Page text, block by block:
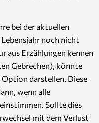
bei der aktuellen
noch nicht
aus Erzählungen kennen
Gebrechen), könnte
Option darstellen. Diese
wenn alle
Sollte dies
mit dem Verlust